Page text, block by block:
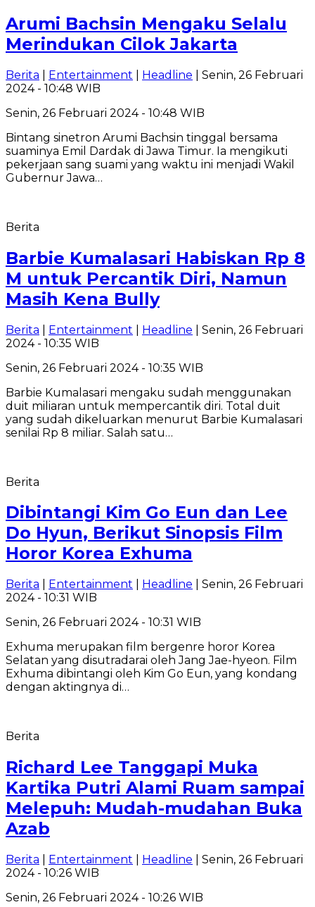
Arumi Bachsin Mengaku Selalu
Merindukan Cilok Jakarta
Berita Entertainment Headline | Senin, 26 Februari
2024 - 10:48 WIB
Senin, 26 Februari 2024 - 10:48 WIB
Bintang sinetron Arumi Bachsin tinggal bersama
suaminya Emil Dardak di Jawa Timur. Ia mengikuti
pekerjaan sang suami yang waktu ini menjadi Wakil
Gubernur Jawa…
Berita
Barbie Kumalasari Habiskan Rp 8
M untuk Percantik Diri, Namun
Masih Kena Bully
Berita Entertainment Headline | Senin, 26 Februari
2024 - 10:35 WIB
Senin, 26 Februari 2024 - 10:35 WIB
Barbie Kumalasari mengaku sudah menggunakan
duit miliaran untuk mempercantik diri. Total duit
yang sudah dikeluarkan menurut Barbie Kumalasari
senilai Rp 8 miliar. Salah satu…
Berita
Dibintangi Kim Go Eun dan Lee
Do Hyun, Berikut Sinopsis Film
Horor Korea Exhuma
Berita Entertainment Headline | Senin, 26 Februari
2024 - 10:31 WIB
Senin, 26 Februari 2024 - 10:31 WIB
Exhuma merupakan film bergenre horor Korea
Selatan yang disutradarai oleh Jang Jae-hyeon. Film
Exhuma dibintangi oleh Kim Go Eun, yang kondang
dengan aktingnya di…
Berita
Richard Lee Tanggapi Muka
Kartika Putri Alami Ruam sampai
Melepuh: Mudah-mudahan Buka
Azab
Berita Entertainment Headline | Senin, 26 Februari
2024 - 10:26 WIB
Senin, 26 Februari 2024 - 10:26 WIB